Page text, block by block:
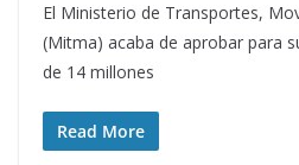
El Ministerio de Transportes,
(Mitma) acaba de aprobar para
de 14 millones
Read More